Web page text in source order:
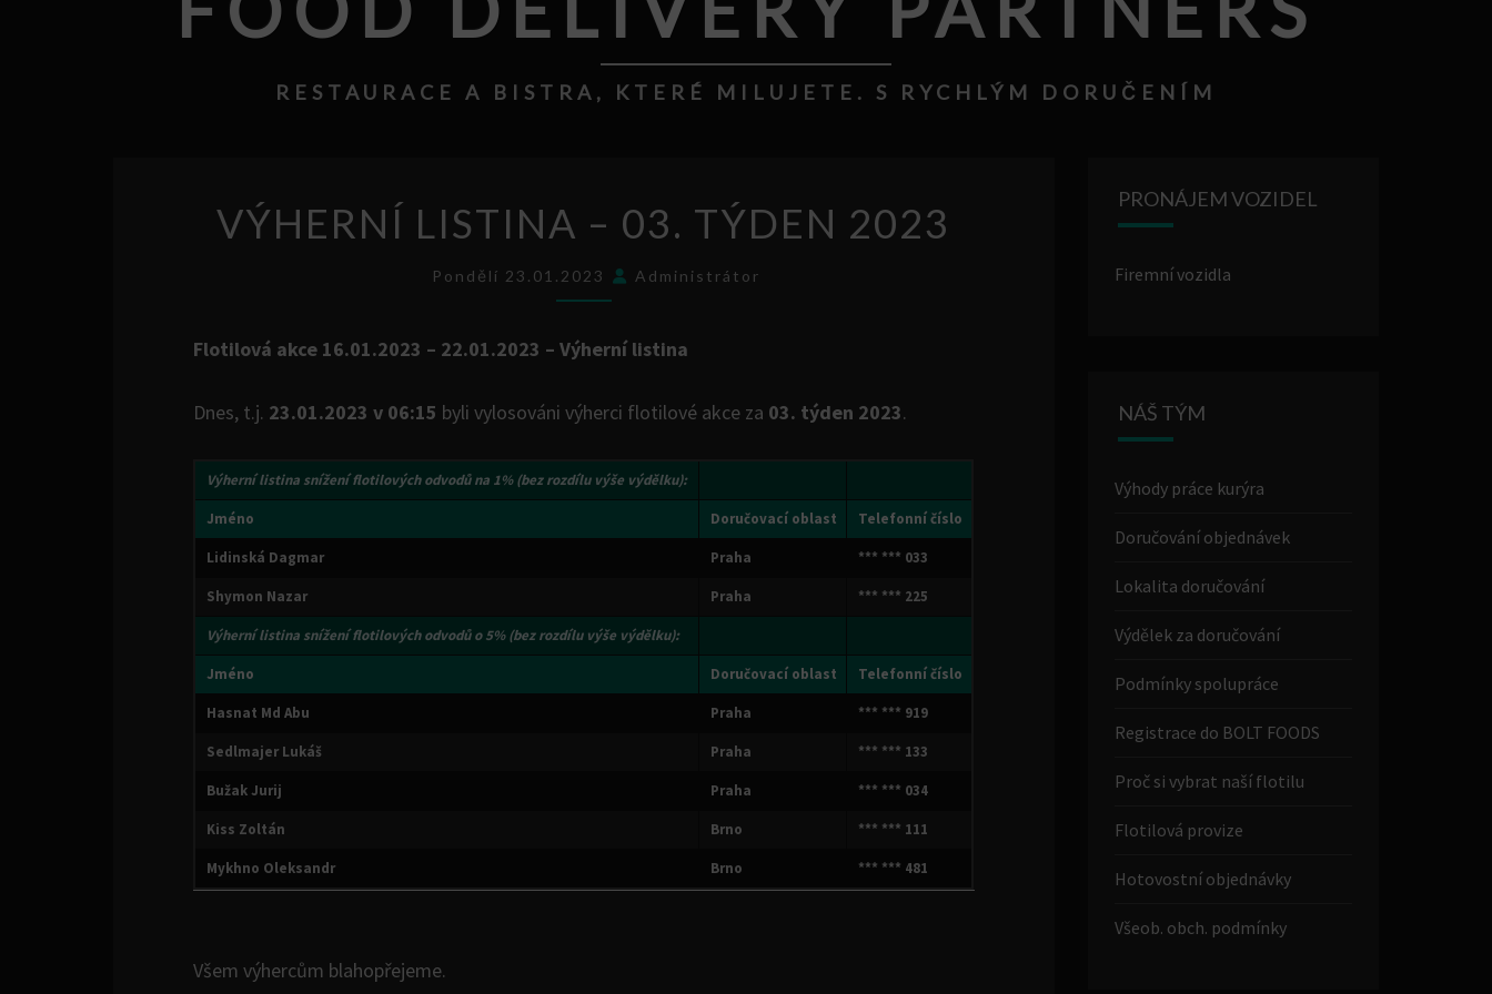
RESTAURACE A BISTRA, KTERÉ MILUJETE. S RYCHLÝM DORUČENÍM
LISTINA
2023
VÝHERNÍ LISTINA – 03. TÝDEN 2023
Pondělí 23.01.2023 Administrátor
Flotilová akce 16.01.2023 – 22.01.2023 – Výherní listina
Dnes, t.j. 23.01.2023 v 06:15 byli vylosováni výherci flotilové akce za 03. týden 2023.
Výherní listina snížení flotilových odvodů na 1%(bez rozdílu výše výdělku):
Jméno Doručovací oblast Telefonní číslo
Lidinská Dagmar Praha *** *** 033
Shymon Nazar Praha *** *** 225
Výherní listina snížení flotilových odvodů o 5%(bez rozdílu výše výdělku):
Jméno Doručovací oblast Telefonní číslo
Hasnat Md Abu Praha *** *** 919
Sedlmajer Lukáš Praha *** *** 133
Bužak Jurij Praha *** *** 034
Kiss Zoltán Brno *** *** 111
Mykhno Oleksandr Brno *** *** 481
Všem výhercům blahopřejeme.
PRONÁJEM VOZIDEL
Firemní vozidla
NÁŠ TÝM
Výhody práce kurýra
Doručování objednávek
Lokalita doručování
Výdělek za doručování
Podmínky spolupráce
Registrace do BOLT FOODS
Proč si vybrat naší flotilu
Flotilová provize
Hotovostní objednávky
Všeob. obch. podmínky